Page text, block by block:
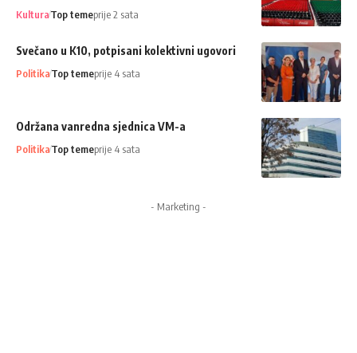
KulturaTop temeprije 2 sata
Svečano u K10, potpisani kolektivni ugovori
PolitikaTop temeprije 4 sata
Održana vanredna sjednica VM-a
PolitikaTop temeprije 4 sata
- Marketing -